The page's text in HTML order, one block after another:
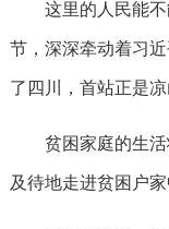
这里的人民能不
节，深深牵动着习
了四川，首站正是凉
贫困家庭的生活
及待地走进贫困户家